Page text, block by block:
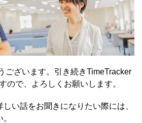
ございます。引き続きTimeTracker
ので、よろしくお願いします。
い話をお聞きになりたい際には、